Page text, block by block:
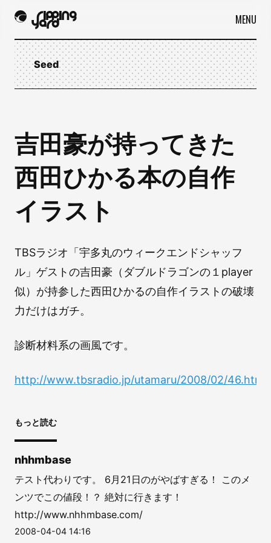
MENU
Seed
吉田豪が持ってきた
西田ひかる本の自作
イラスト
TBSラジオ「宇多丸のウィークエンドシャッフ
ル」ゲストの吉田豪（ダブルドラゴンの１player
似）が持参した西田ひかるの自作イラストの破壊
力だけはガチ。
診断材料系の画風です。
http://www.tbsradio.jp/utamaru/2008/02/46.html
もっと読む
nhhmbase
テスト代わりです。 6月21日のがやばすぎる！ このメ
ンツでこの値段！？ 絶対に行きます！
http://www.nhhmbase.com/
2008-04-04 14:16